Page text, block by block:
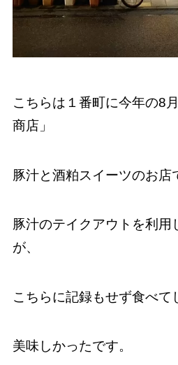
こちらは１番町に今年の8
商店」
豚汁と酒粕スイーツのお店
豚汁のテイクアウトを利用
が、
こちらに記録もせず食べて
美味しかったです。